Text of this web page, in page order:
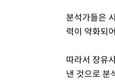
분석가들은
력이 약화되
따라서 장유
낸 것으로 분